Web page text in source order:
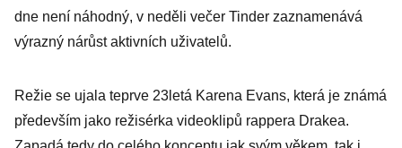
dne není náhodný, v neděli večer Tinder zaznamenává
výrazný nárůst aktivních uživatelů.
Režie se ujala teprve 23letá Karena Evans, která je známá
především jako režisérka videoklipů rappera Drakea.